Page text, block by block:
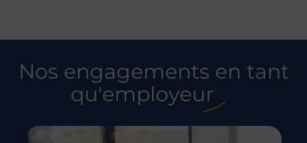
Nos engagements en tant
qu'employeur